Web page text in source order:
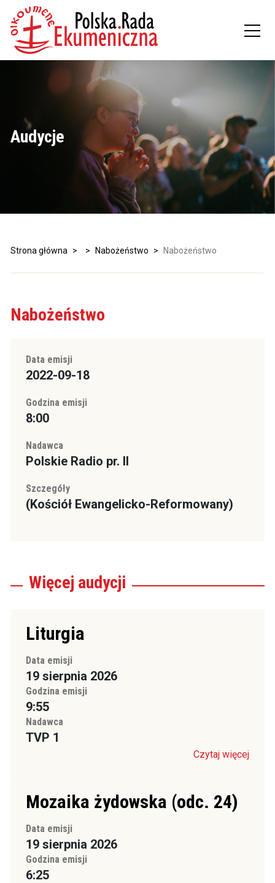
Audycje
Strona główna > > Nabożeństwo > Nabożeństwo
Nabożeństwo
Data emisji
2022-09-18
Godzina emisji
8:00
Nadawca
Polskie Radio pr. II
Szczegóły
(Kościół Ewangelicko-Reformowany)
Więcej audycji
Liturgia
Data emisji
19 sierpnia 2026
Godzina emisji
9:55
Nadawca
TVP 1
Czytaj więcej
Mozaika żydowska (odc. 24)
Data emisji
19 sierpnia 2026
Godzina emisji
6:25